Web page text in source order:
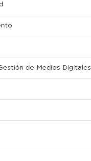
de Medios Digitales